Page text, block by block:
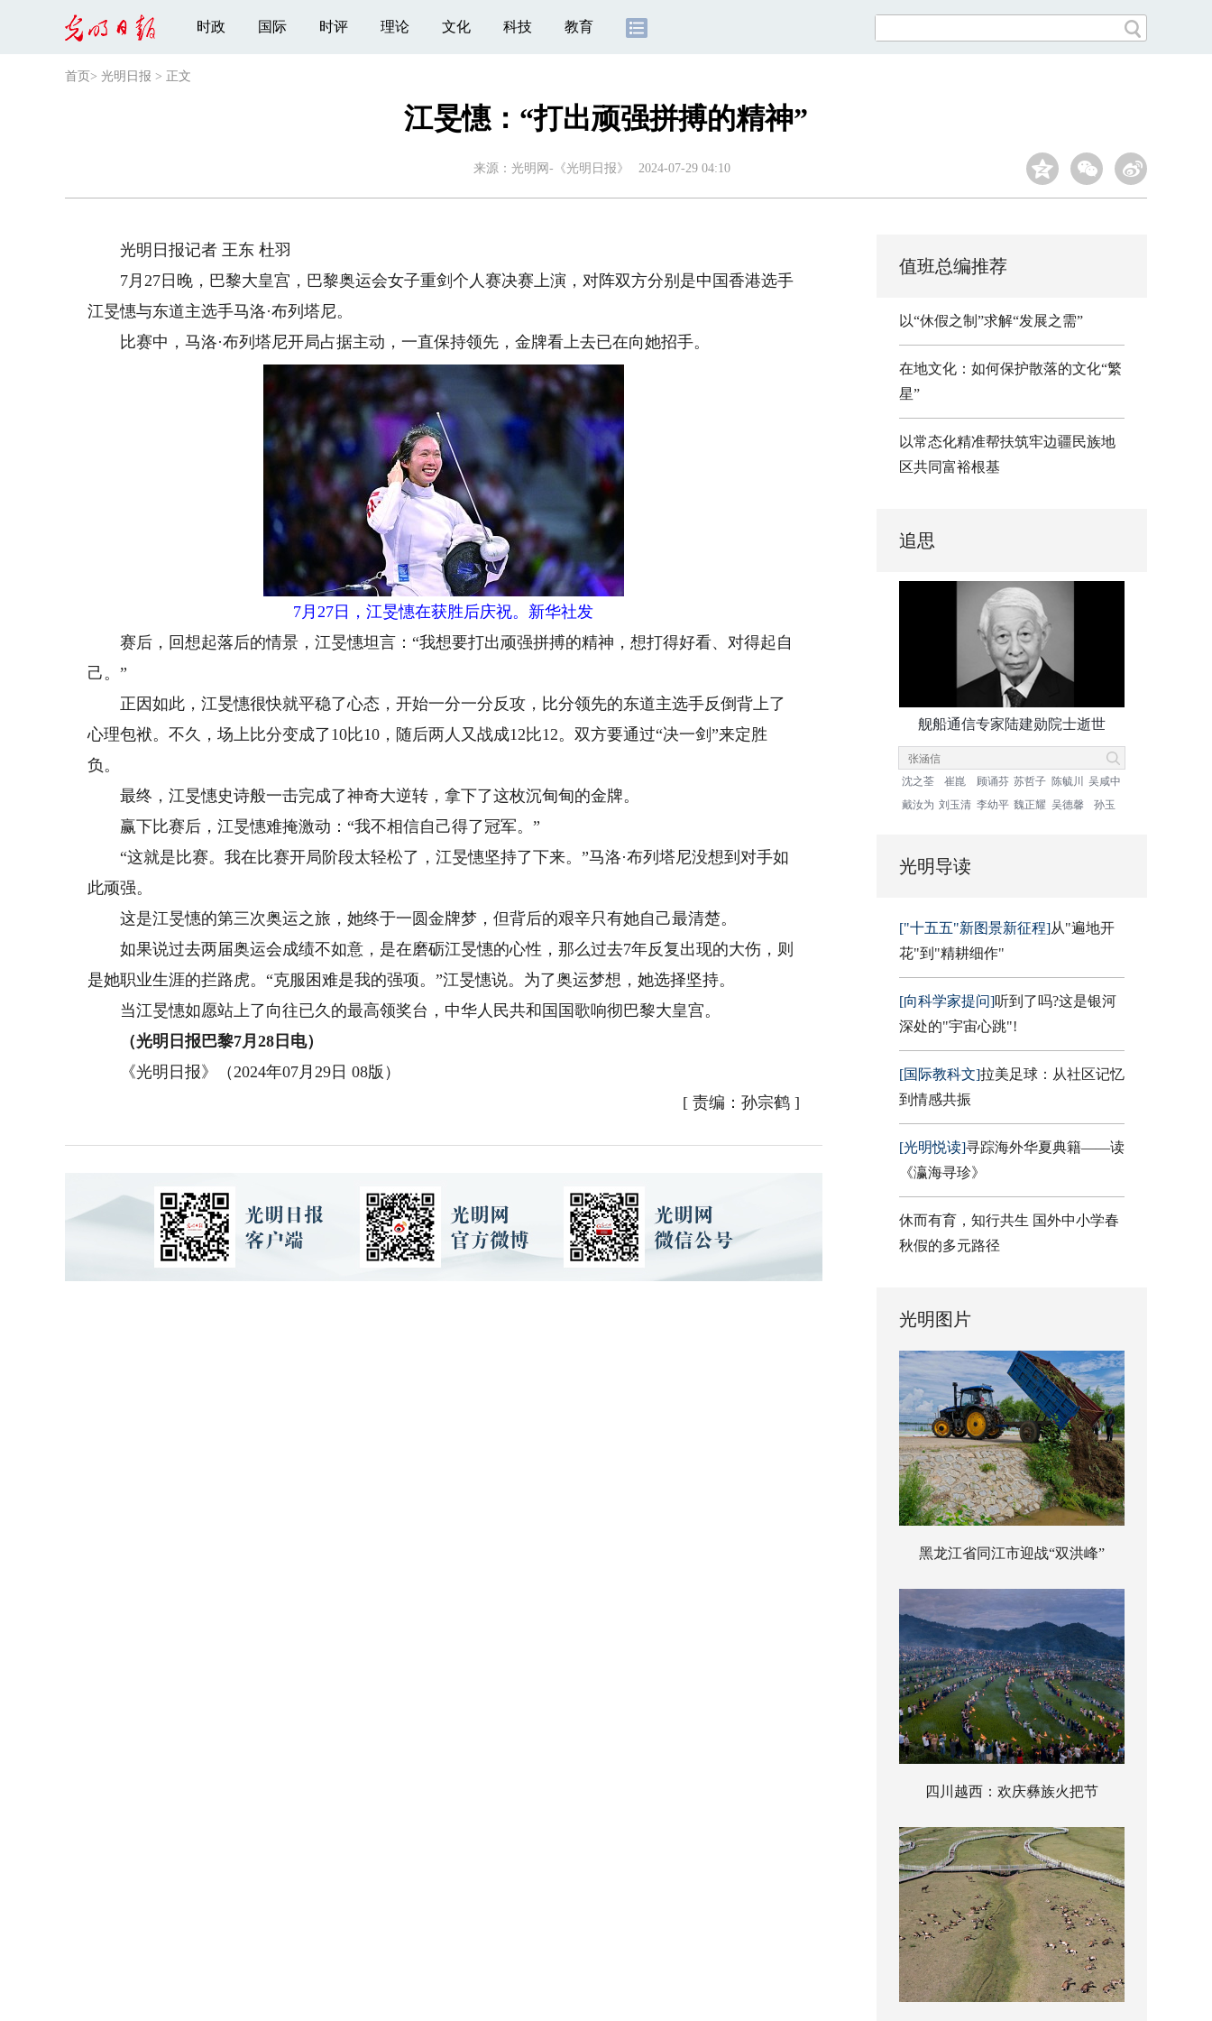
时政 国际 时评 理论 文化 科技 教育
首页 > 光明日报 > 正文
江旻憓：“打出顽强拼搏的精神”
来源： 光明网-《光明日报》 2024-07-29 04:10
光明日报记者 王东 杜羽
7月27日晚，巴黎大皇宫，巴黎奥运会女子重剑个人赛决赛上演，对阵双方分别是中国香港选手
江旻憓与东道主选手马洛·布列塔尼。
比赛中，马洛·布列塔尼开局占据主动，一直保持领先，金牌看上去已在向她招手。
7月27日，江旻憓在获胜后庆祝。新华社发
赛后，回想起落后的情景，江旻憓坦言：“我想要打出顽强拼搏的精神，想打得好看、对得起自
己。”
正因如此，江旻憓很快就平稳了心态，开始一分一分反攻，比分领先的东道主选手反倒背上了
心理包袱。不久，场上比分变成了10比10，随后两人又战成12比12。双方要通过“决一剑”来定胜
负。
最终，江旻憓史诗般一击完成了神奇大逆转，拿下了这枚沉甸甸的金牌。
赢下比赛后，江旻憓难掩激动：“我不相信自己得了冠军。”
“这就是比赛。我在比赛开局阶段太轻松了，江旻憓坚持了下来。”马洛·布列塔尼没想到对手如
此顽强。
这是江旻憓的第三次奥运之旅，她终于一圆金牌梦，但背后的艰辛只有她自己最清楚。
如果说过去两届奥运会成绩不如意，是在磨砺江旻憓的心性，那么过去7年反复出现的大伤，则
是她职业生涯的拦路虎。“克服困难是我的强项。”江旻憓说。为了奥运梦想，她选择坚持。
当江旻憓如愿站上了向往已久的最高领奖台，中华人民共和国国歌响彻巴黎大皇宫。
（光明日报巴黎7月28日电）
《光明日报》（2024年07月29日 08版）
[ 责编：孙宗鹤]
值班总编推荐
以“休假之制”求解“发展之需”
在地文化：如何保护散落的文化“繁
星”
以常态化精准帮扶筑牢边疆民族地
区共同富裕根基
追思
舰船通信专家陆建勋院士逝世
沈之荃 崔崑 顾诵芬 苏哲子 陈毓川
吴咸中
戴汝为 刘玉清 李幼平 魏正耀 吴德馨 孙玉
光明导读
["十五五"新图景新征程]从"遍地开
花"到"精耕细作"
[向科学家提问]听到了吗?这是银河
深处的"宇宙心跳"!
[国际教科文]拉美足球：从社区记忆
到情感共振
[光明悦读]寻踪海外华夏典籍——读
《瀛海寻珍》
休而有育，知行共生 国外中小学春
秋假的多元路径
光明图片
黑龙江省同江市迎战“双洪峰”
四川越西：欢庆彝族火把节